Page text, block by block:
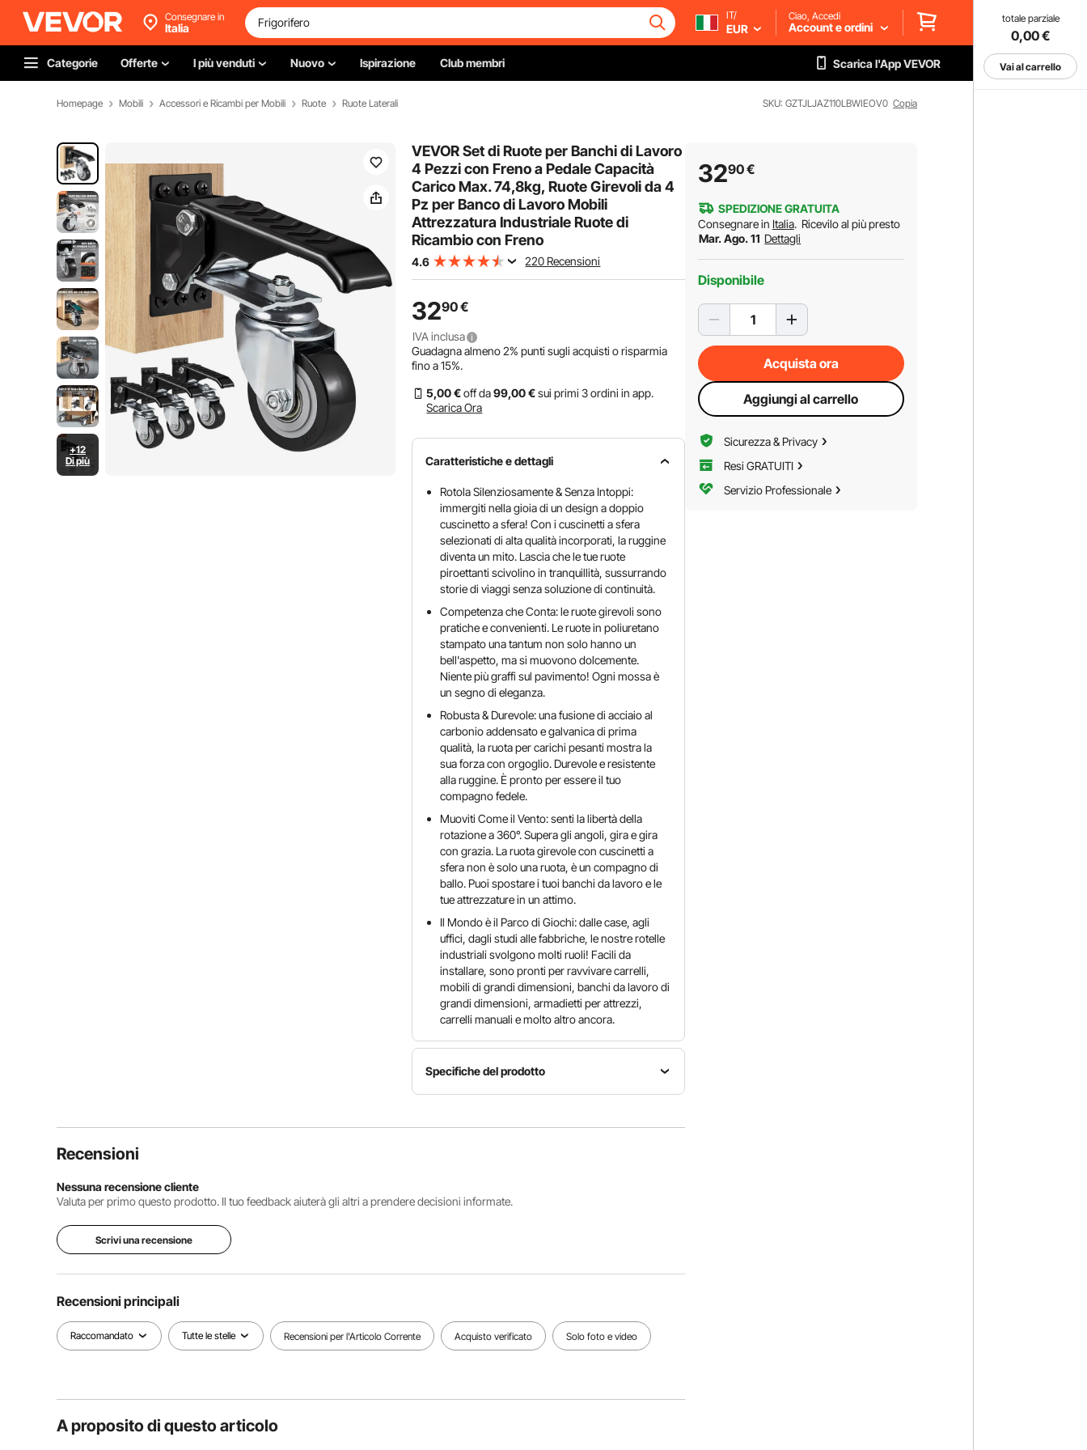
totale parziale
0,00€
Vai al carrello
Consegnare in
Italia
IT/
EUR
Ciao, Accedi
Account e ordini
Categorie Offerte I più venduti Nuovo Ispirazione Club membri Scarica l'App VEVOR
Homepage Mobili Accessori e Ricambi per Mobili Ruote Ruote Laterali SKU: GZTJLJAZ110LBWIEOV0 Copia
+12
Di più
VEVOR Set di Ruote per Banchi di Lavoro
4 Pezzi con Freno a Pedale Capacità
Carico Max. 74,8kg, Ruote Girevoli da 4
Pz per Banco di Lavoro Mobili
Attrezzatura Industriale Ruote di
Ricambio con Freno
4.6 220 Recensioni
3290€
IVA inclusa
Guadagna almeno2% punti sugli acquisti o risparmia
fino a15%.
5,00 €off da99,00 €sui primi 3 ordini in app.
Scarica Ora
Caratteristiche e dettagli
Rotola Silenziosamente & Senza Intoppi:
immergiti nella gioia di un design a doppio
cuscinetto a sfera! Con i cuscinetti a sfera
selezionati di alta qualità incorporati, la ruggine
diventa un mito. Lascia che le tue ruote
piroettanti scivolino in tranquillità, sussurrando
storie di viaggi senza soluzione di continuità.
Competenza che Conta: le ruote girevoli sono
pratiche e convenienti. Le ruote in poliuretano
stampato una tantum non solo hanno un
bell'aspetto, ma si muovono dolcemente.
Niente più graffi sul pavimento! Ogni mossa è
un segno di eleganza.
Robusta & Durevole: una fusione di acciaio al
carbonio addensato e galvanica di prima
qualità, la ruota per carichi pesanti mostra la
sua forza con orgoglio. Durevole e resistente
alla ruggine. È pronto per essere il tuo
compagno fedele.
Muoviti Come il Vento: senti la libertà della
rotazione a 360°. Supera gli angoli, gira e gira
con grazia. La ruota girevole con cuscinetti a
sfera non è solo una ruota, è un compagno di
ballo. Puoi spostare i tuoi banchi da lavoro e le
tue attrezzature in un attimo.
Il Mondo è il Parco di Giochi: dalle case, agli
uffici, dagli studi alle fabbriche, le nostre rotelle
industriali svolgono molti ruoli! Facili da
installare, sono pronti per ravvivare carrelli,
mobili di grandi dimensioni, banchi da lavoro di
grandi dimensioni, armadietti per attrezzi,
carrelli manuali e molto altro ancora.
Specifiche del prodotto
2.5
del
mm
Recensioni
Nessuna recensione cliente
Valuta per primo questo prodotto. Il tuo feedback aiuterà gli altri a prendere decisioni informate.
Scrivi una recensione
Recensioni principali
Raccomandato Tutte le stelle Recensioni per l'Articolo Corrente Acquisto verificato Solo foto e video
A proposito di questo articolo
3290€
SPEDIZIONE GRATUITA
Consegnare in Italia. Ricevilo al più presto
Mar. Ago. 11 Dettagli
Disponibile
Acquista ora
Aggiungi al carrello
Sicurezza & Privacy
Resi GRATUITI
Servizio Professionale